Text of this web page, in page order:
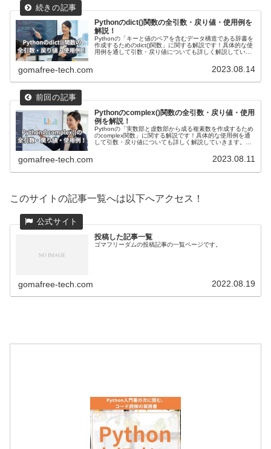
Pythonのdict()関数の全引数・戻り値・使用例を
解説！
Pythonの「キーと値のペアを含むデータ構造である辞書を
作成するためのdict()関数」に関する解説です！具体的な使
用例を通して引数・戻り値についても詳しく解説していき
gomafree-tech.com 2023.08.14
Pythonのcomplex()関数の全引数・戻り値・使用
例を解説！
Pythonの「実数部と虚数部から成る複素数を作成するため
のcomplex関数」に関する解説です！具体的な使用例を通
して引数・戻り値についても詳しく解説していきます。ま
gomafree-tech.com 2023.08.11
このサイトの記事一覧へは以下へアクセス！
投稿した記事一覧
ゴマフリーダムの投稿記事の一覧ページです。
gomafree-tech.com 2022.08.19